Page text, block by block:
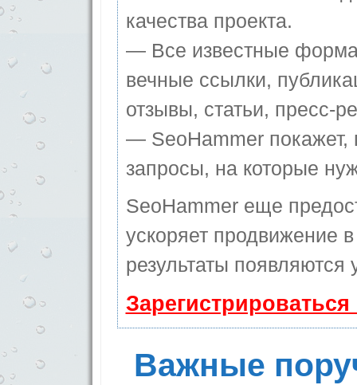
качества проекта.
— Все известные
вечные ссылки,
отзывы, статьи, пресс-
— SeoHammer покажет,
запросы, на которые
SeoHammer еще
ускоряет продвижение
результаты
Важные